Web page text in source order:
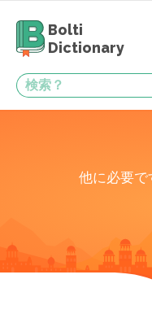
Bolti
Dictionary
他に必要で